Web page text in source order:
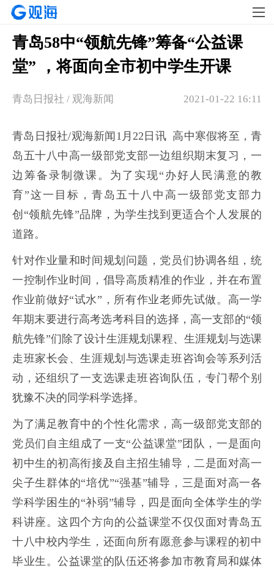
青岛58中“领航先锋”筹备“公益课
堂” ，将面向全市初中学生开课
2021-01-22 16:11
青岛日报社 / 观海新闻
青岛日报社/观海新闻1月22日讯 高中寒假将至，青
岛五十八中高一级部党支部一边组织期末复习，一
边筹备录制微课。为了实现“办好人民满意的教
育”这一目标，青岛五十八中高一级部党支部力
创“领航先锋”品牌，为学生找到更适合个人发展的
道路。
针对作业量和时间规划问题，党员们协调各组，统
一控制作业时间，倡导高质精准的作业，并在布置
作业前做好“试水”，所有作业老师先试做。高一学
年期末要进行高考选考科目的选择，高一支部的“领
航先锋”们除了设计生涯规划课程、生涯规划与选课
走班家长会、生涯规划与选课走班咨询会等系列活
动，还组织了一支选课走班咨询队伍，专门帮个别
犹豫不决的同学科学选择。
为了满足教育中的个性化需求，高一级部党支部的
党员们自主组成了一支“公益课堂”团队，一是面向
初中生的初高衔接及自主招生辅导，二是面对高一
尖子生群体的“培优”“强基”辅导，三是面对高一各
学科学困生的“补弱”辅导，四是面向全体学生的学
科讲座。这四个方向的公益课堂不仅仅面对青岛五
十八中校内学生，还面向所有愿意参与课程的初中
毕业生。公益课堂的队伍还将参加市教育局和媒体